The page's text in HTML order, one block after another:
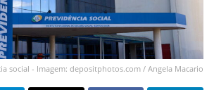
social - Imagem: depositphotos.com / Angela Macario